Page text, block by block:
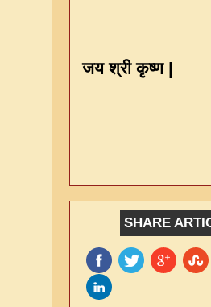
जय श्री कृष्ण |
SHARE